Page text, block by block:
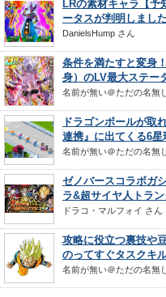
LRの素材キャラ【予
ータスが判明しました
DanielsHump さん
条件を満たすと変身
身）のLV最大ステー
名前が無い＠ただの名無
ドラゴンボールが
連携』に出てくる6星
名前が無い＠ただの名無
ゼノバースコラボガ
ラ&超サイヤ人トラ
ドラコ・マルフォイ さん
攻略に役立つ裏技や
のってすぐタスクキ
名前が無い＠ただの名無